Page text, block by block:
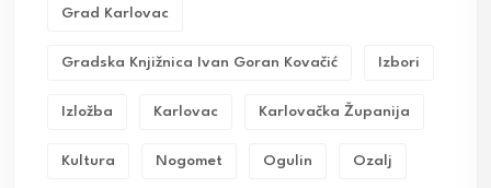
Grad Karlovac
Gradska Knjižnica Ivan Goran Kovačić Izbori
Izložba Karlovac Karlovačka Županija
Kultura Nogomet Ogulin Ozalj